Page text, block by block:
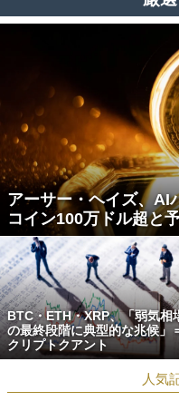
アーサー・ヘイズ、AI
コイン100万ドル超と
BTC・ETH・XRP、「弱気相
の最終段階に典型的な兆候」
クリプトクアント
人気